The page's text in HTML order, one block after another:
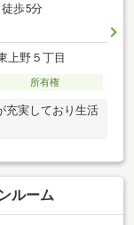
歩5分
上野５丁目
所有権
充実しており生活
ルーム